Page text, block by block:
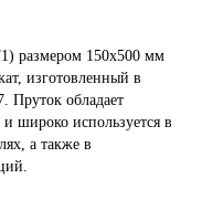
размером 150х500 мм
изготовленный в
Пруток обладает
широко используется в
а также в